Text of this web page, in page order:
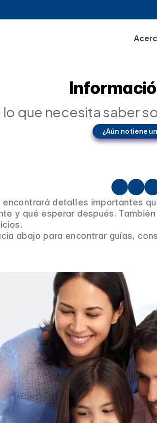
que necesita saber
¿Aún no tiene
encontrará detalles importantes
y qué esperar después.
abajo para encontrar guías,